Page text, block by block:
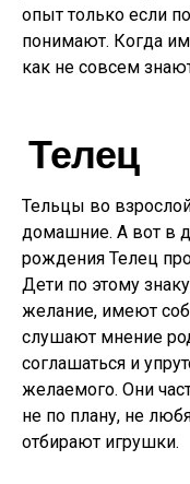
опыт только если
понимают. Когда
как не совсем
Телец
Тельцы во
домашние. А вот в
рождения Телец
Дети по этому
желание, имеют
слушают мнение
соглашаться и
желаемого. Они
не по плану, не
отбирают игрушки.